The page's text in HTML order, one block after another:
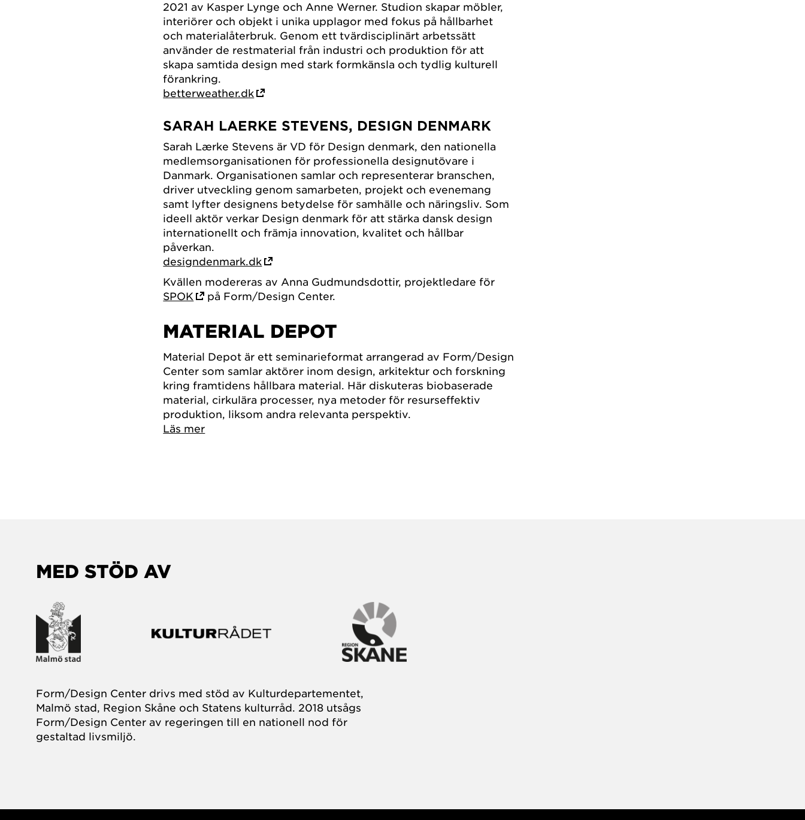
2021 av Kasper Lynge och Anne Werner. Studion skapar möbler,
interiörer och objekt i unika upplagor med fokus på hållbarhet
och materialåterbruk. Genom ett tvärdisciplinärt arbetssätt
använder de restmaterial från industri och produktion för att
skapa samtida design med stark formkänsla och tydlig kulturell
förankring.
betterweather.dk
SARAH LAERKE STEVENS, DESIGN DENMARK
Sarah Lærke Stevens är VD för Design denmark, den nationella
medlemsorganisationen för professionella designutövare i
Danmark. Organisationen samlar och representerar branschen,
driver utveckling genom samarbeten, projekt och evenemang
samt lyfter designens betydelse för samhälle och näringsliv. Som
ideell aktör verkar Design denmark för att stärka dansk design
internationellt och främja innovation, kvalitet och hållbar
påverkan.
designdenmark.dk
Kvällen modereras av Anna Gudmundsdottir, projektledare för
SPOK
på Form/Design Center.
MATERIAL DEPOT
Material Depot är ett seminarieformat arrangerad av Form/Design
Center som samlar aktörer inom design, arkitektur och forskning
kring framtidens hållbara material. Här diskuteras biobaserade
material, cirkulära processer, nya metoder för resurseffektiv
produktion, liksom andra relevanta perspektiv.
Läs mer
MED STÖD AV
Form/Design Center drivs med stöd av Kulturdepartementet,
Malmö stad, Region Skåne och Statens kulturråd. 2018 utsågs
Form/Design Center av regeringen till en nationell nod för
gestaltad livsmiljö.